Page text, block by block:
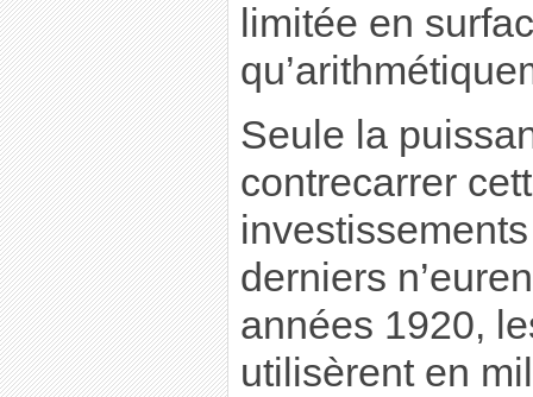
limitée en
Seule la
contrecarrer
derniers
années 1920,
utilisèrent en